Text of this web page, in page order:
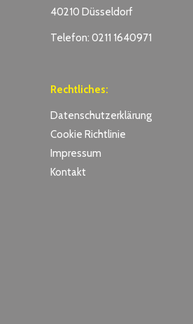
40210 Düsseldorf
Telefon: 0211 1640971
Rechtliches:
Datenschutzerklärung
Cookie Richtlinie
Impressum
Kontakt